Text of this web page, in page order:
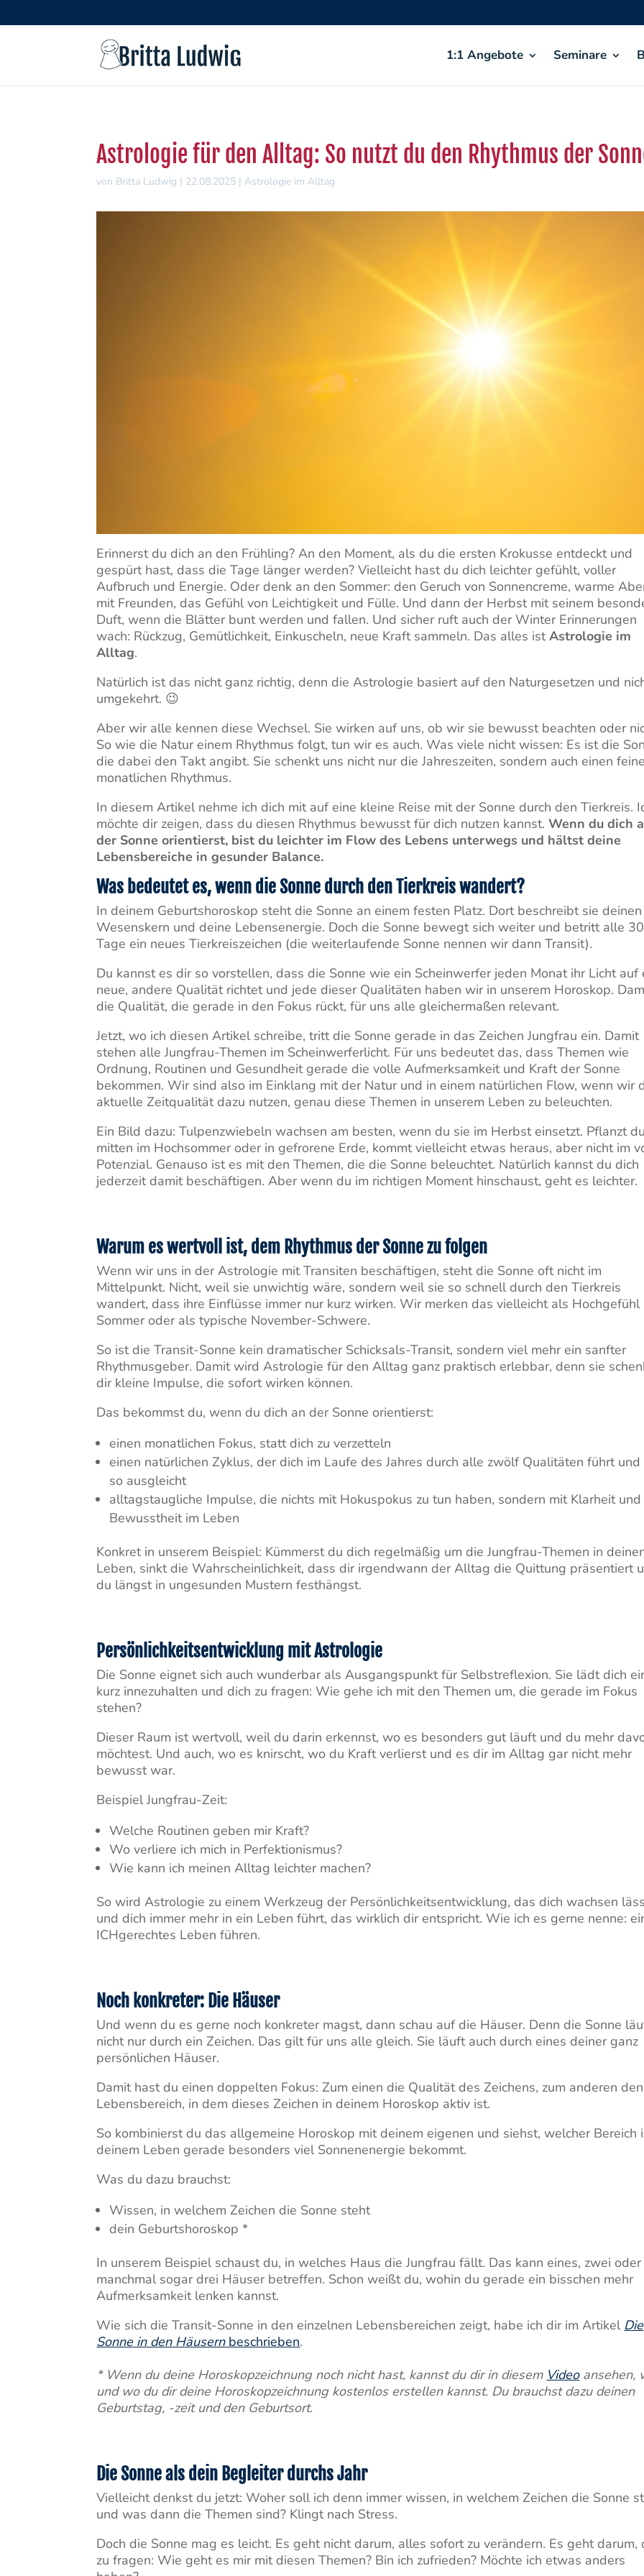
1:1 Angebote Seminare
Astrologie für den Alltag: So nutzt du den Rhythmus der
von Britta Ludwig | 22.08.2025 |Astrologie im Alltag
Erinnerst du dich an den Frühling? An den Moment, als du die ersten Krokusse entdeckt und
gespürt hast, dass die Tage länger werden? Vielleicht hast du dich leichter gefühlt, voller
Aufbruch und Energie. Oder denk an den Sommer: den Geruch von Sonnencreme, warme
mit Freunden, das Gefühl von Leichtigkeit und Fülle. Und dann der Herbst mit seinem
Duft, wenn die Blätter bunt werden und fallen. Und sicher ruft auch der Winter Erinnerungen
wach: Rückzug, Gemütlichkeit, Einkuscheln, neue Kraft sammeln. Das alles istAstrologie im
Alltag.
Natürlich ist das nicht ganz richtig, denn die Astrologie basiert auf den Naturgesetzen und
umgekehrt. 😉
Aber wir alle kennen diese Wechsel. Sie wirken auf uns, ob wir sie bewusst beachten oder
So wie die Natur einem Rhythmus folgt, tun wir es auch. Was viele nicht wissen: Es ist die
die dabei den Takt angibt. Sie schenkt uns nicht nur die Jahreszeiten, sondern auch einen
monatlichen Rhythmus.
In diesem Artikel nehme ich dich mit auf eine kleine Reise mit der Sonne durch den Tierkreis.
möchte dir zeigen, dass du diesen Rhythmus bewusst für dich nutzen kannst.Wenn du dich
der Sonne orientierst, bist du leichter im Flow des Lebens unterwegs und hältst deine
Lebensbereiche in gesunder Balance.
Was bedeutet es, wenn die Sonne durch den Tierkreis wandert?
In deinem Geburtshoroskop steht die Sonne an einem festen Platz. Dort beschreibt sie deinen
Wesenskern und deine Lebensenergie. Doch die Sonne bewegt sich weiter und betritt alle 30
Tage ein neues Tierkreiszeichen (die weiterlaufende Sonne nennen wir dann Transit).
Du kannst es dir so vorstellen, dass die Sonne wie ein Scheinwerfer jeden Monat ihr Licht auf
neue, andere Qualität richtet und jede dieser Qualitäten haben wir in unserem Horoskop.
die Qualität, die gerade in den Fokus rückt, für uns alle gleichermaßen relevant.
Jetzt, wo ich diesen Artikel schreibe, tritt die Sonne gerade in das Zeichen Jungfrau ein. Damit
stehen alle Jungfrau-Themen im Scheinwerferlicht. Für uns bedeutet das, dass Themen wie
Ordnung, Routinen und Gesundheit gerade die volle Aufmerksamkeit und Kraft der Sonne
bekommen. Wir sind also im Einklang mit der Natur und in einem natürlichen Flow, wenn wir
aktuelle Zeitqualität dazu nutzen, genau diese Themen in unserem Leben zu beleuchten.
Ein Bild dazu: Tulpenzwiebeln wachsen am besten, wenn du sie im Herbst einsetzt. Pflanzt
mitten im Hochsommer oder in gefrorene Erde, kommt vielleicht etwas heraus, aber nicht im
Potenzial. Genauso ist es mit den Themen, die die Sonne beleuchtet. Natürlich kannst du dich
jederzeit damit beschäftigen. Aber wenn du im richtigen Moment hinschaust, geht es leichter.
Warum es wertvoll ist, dem Rhythmus der Sonne zu folgen
Wenn wir uns in der Astrologie mit Transiten beschäftigen, steht die Sonne oft nicht im
Mittelpunkt. Nicht, weil sie unwichtig wäre, sondern weil sie so schnell durch den Tierkreis
wandert, dass ihre Einflüsse immer nur kurz wirken. Wir merken das vielleicht als Hochgefühl
Sommer oder als typische November-Schwere.
So ist die Transit-Sonne kein dramatischer Schicksals-Transit, sondern viel mehr ein sanfter
Rhythmusgeber. Damit wird Astrologie für den Alltag ganz praktisch erlebbar, denn sie
dir kleine Impulse, die sofort wirken können.
Das bekommst du, wenn du dich an der Sonne orientierst:
einen monatlichen Fokus, statt dich zu verzetteln
einen natürlichen Zyklus, der dich im Laufe des Jahres durch alle zwölf Qualitäten führt und
so ausgleicht
alltagstaugliche Impulse, die nichts mit Hokuspokus zu tun haben, sondern mit Klarheit und
Bewusstheit im Leben
Konkret in unserem Beispiel: Kümmerst du dich regelmäßig um die Jungfrau-Themen in
Leben, sinkt die Wahrscheinlichkeit, dass dir irgendwann der Alltag die Quittung präsentiert
du längst in ungesunden Mustern festhängst.
Persönlichkeitsentwicklung mit Astrologie
Die Sonne eignet sich auch wunderbar als Ausgangspunkt für Selbstreflexion. Sie lädt dich
kurz innezuhalten und dich zu fragen: Wie gehe ich mit den Themen um, die gerade im Fokus
stehen?
Dieser Raum ist wertvoll, weil du darin erkennst, wo es besonders gut läuft und du mehr
möchtest. Und auch, wo es knirscht, wo du Kraft verlierst und es dir im Alltag gar nicht mehr
bewusst war.
Beispiel Jungfrau-Zeit:
Welche Routinen geben mir Kraft?
Wo verliere ich mich in Perfektionismus?
Wie kann ich meinen Alltag leichter machen?
So wird Astrologie zu einem Werkzeug der Persönlichkeitsentwicklung, das dich wachsen
und dich immer mehr in ein Leben führt, das wirklich dir entspricht. Wie ich es gerne nenne:
ICHgerechtes Leben führen.
Noch konkreter: Die Häuser
Und wenn du es gerne noch konkreter magst, dann schau auf die Häuser. Denn die Sonne
nicht nur durch ein Zeichen. Das gilt für uns alle gleich. Sie läuft auch durch eines deiner ganz
persönlichen Häuser.
Damit hast du einen doppelten Fokus: Zum einen die Qualität des Zeichens, zum anderen den
Lebensbereich, in dem dieses Zeichen in deinem Horoskop aktiv ist.
So kombinierst du das allgemeine Horoskop mit deinem eigenen und siehst, welcher Bereich
deinem Leben gerade besonders viel Sonnenenergie bekommt.
Was du dazu brauchst:
Wissen, in welchem Zeichen die Sonne steht
dein Geburtshoroskop *
In unserem Beispiel schaust du, in welches Haus die Jungfrau fällt. Das kann eines, zwei oder
manchmal sogar drei Häuser betreffen. Schon weißt du, wohin du gerade ein bisschen mehr
Aufmerksamkeit lenken kannst.
Wie sich die Transit-Sonne in den einzelnen Lebensbereichen zeigt, habe ich dir im Artikel Die
Sonne in den Häusernbeschrieben.
* Wenn du deine Horoskopzeichnung noch nicht hast, kannst du dir in diesem Videoansehen,
und wo du dir deine Horoskopzeichnung kostenlos erstellen kannst. Du brauchst dazu deinen
Geburtstag, -zeit und den Geburtsort.
Die Sonne als dein Begleiter durchs Jahr
Vielleicht denkst du jetzt: Woher soll ich denn immer wissen, in welchem Zeichen die Sonne
und was dann die Themen sind? Klingt nach Stress.
Doch die Sonne mag es leicht. Es geht nicht darum, alles sofort zu verändern. Es geht darum,
zu fragen: Wie geht es mir mit diesen Themen? Bin ich zufrieden? Möchte ich etwas anders